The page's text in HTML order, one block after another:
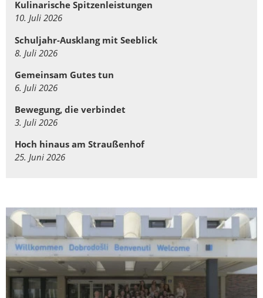
Kulinarische Spitzenleistungen
10. Juli 2026
Schuljahr-Ausklang mit Seeblick
8. Juli 2026
Gemeinsam Gutes tun
6. Juli 2026
Bewegung, die verbindet
3. Juli 2026
Hoch hinaus am Straußenhof
25. Juni 2026